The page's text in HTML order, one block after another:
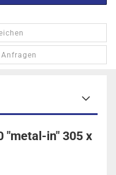
"metal-in" 305 x